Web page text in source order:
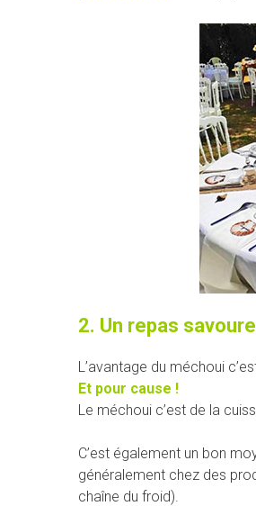
2. Un repas
L’avantage du méchoui
Et pour cause !
Le méchoui c’est de la
C’est également un bon
généralement chez des
chaîne du froid).